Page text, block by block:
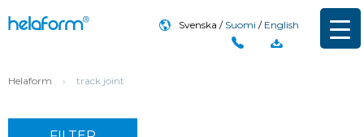
Svenska Suomi English
Helaform › track joint